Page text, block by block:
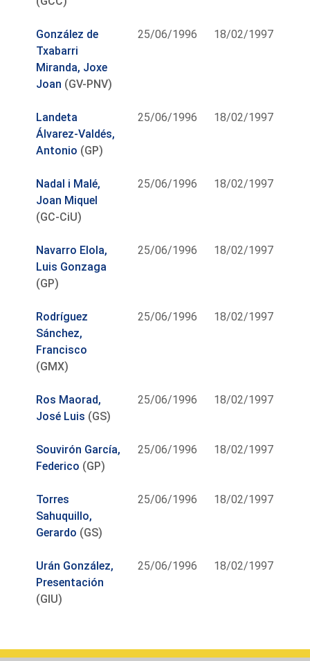
González de
Txabarri
Miranda, Joxe
Joan (GV-PNV)
25/06/1996 18/02/1997
Landeta
Álvarez-Valdés,
Antonio (GP)
25/06/1996 18/02/1997
Nadal i Malé,
Joan Miquel
(GC-CiU)
25/06/1996 18/02/1997
Navarro Elola,
Luis Gonzaga
(GP)
25/06/1996 18/02/1997
Rodríguez
Sánchez,
Francisco
(GMX)
25/06/1996 18/02/1997
Ros Maorad,
José Luis (GS)
25/06/1996 18/02/1997
Souvirón García,
Federico (GP)
25/06/1996 18/02/1997
Torres
Sahuquillo,
Gerardo (GS)
25/06/1996 18/02/1997
Urán González,
Presentación
(GIU)
25/06/1996 18/02/1997